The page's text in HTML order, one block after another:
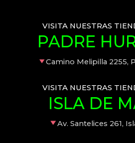
VISITA NUESTRAS
PADRE
Camino Melipilla 2255,
VISITA NUESTRAS
ISLA DE
Av. Santelices 261,